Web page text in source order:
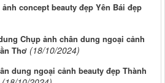
concept beauty đẹp Yên Bái đẹp
Chụp ảnh chân dung ngoại cảnh
Thơ (18/10/2024)
dung ngoại cảnh beauty đẹp Thành